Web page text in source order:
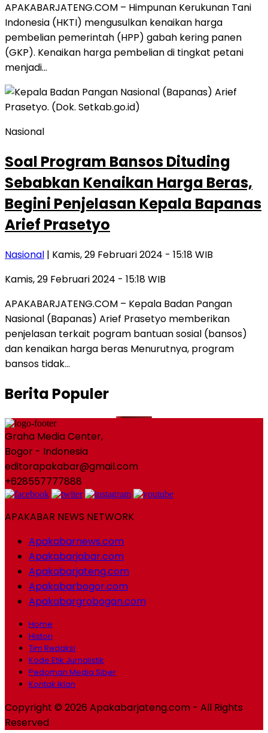
APAKABARJATENG.COM – Himpunan Kerukunan Tani
Indonesia (HKTI) mengusulkan kenaikan harga
pembelian pemerintah (HPP) gabah kering panen
(GKP). Kenaikan harga pembelian di tingkat petani
menjadi…
Nasional
Soal Program Bansos Dituding
Sebabkan Kenaikan Harga Beras,
Begini Penjelasan Kepala Bapanas
Arief Prasetyo
Nasional | Kamis, 29 Februari 2024 - 15:18 WIB
Kamis, 29 Februari 2024 - 15:18 WIB
APAKABARJATENG.COM – Kepala Badan Pangan
Nasional (Bapanas) Arief Prasetyo memberikan
penjelasan terkait pogram bantuan sosial (bansos)
dan kenaikan harga beras Menurutnya, program
bansos tidak…
Berita Populer
Graha Media Center,
Bogor - Indonesia
editorapakabar@gmail.com
+628557777888
APAKABAR NEWS NETWORK
Apakabarnews.com
Apakabarjabar.com
Apakabarjateng.com
Apakabarbogor.com
Apakabargrobogan.com
Home
Histori
Tim Redaksi
Kode Etik Jurnalistik
Pedoman Media Siber
Kontak Iklan
Copyright © 2026 Apakabarjateng.com - All Rights
Reserved